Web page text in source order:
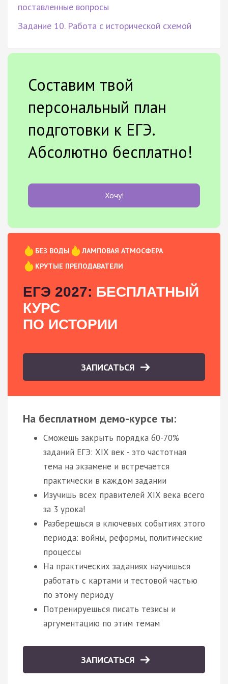
поставленные вопросы
Задание 10. Работа с исторической схемой
Составим твой
персональный план
подготовки к ЕГЭ.
Абсолютно бесплатно!
Хочу!
БЕЗ ВОДЫ
ЛАМПОВАЯ АТМОСФЕРА
КРУТЫЕ ПРЕПОДАВАТЕЛИ
ЕГЭ 2027: БЕСПЛАТНЫЙ
КУРС
ПО ИСТОРИИ
ЗАПИСАТЬСЯ
На бесплатном демо-курсе ты:
Сможешь закрыть порядка 60-70%
заданий ЕГЭ: XIX век - это частотная
тема на экзамене и встречается
практически в каждом задании
Изучишь всех правителей XIX века всего
за 3 урока!
Разберешься в ключевых событиях этого
периода: войны, реформы, политические
процессы
На практических заданиях научишься
работать с картами и тестовой частью
по этому периоду
Потренируешься писать тезисы и
аргументацию по этим темам
ЗАПИСАТЬСЯ